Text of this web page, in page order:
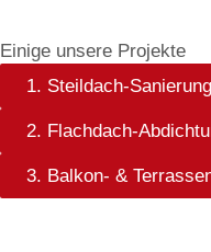
Einige unsere Projekte
1. Steildach-
2. Flachdach-
3. Balkon- &